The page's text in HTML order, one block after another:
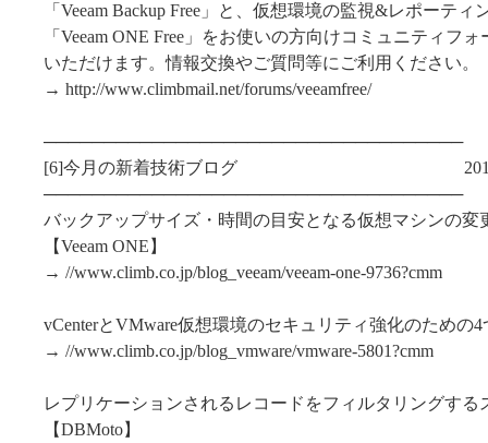
「Veeam Backup Free」と、仮想環境の監視&レポーテ
「Veeam ONE Free」をお使いの方向けコミュニティフ
いただけます。情報交換やご質問等にご利用ください。
→ http://www.climbmail.net/forums/veeamfree/
───────────────────────────────────
[6]今月の新着技術ブログ 2013/12/1
───────────────────────────────────
バックアップサイズ・時間の目安となる仮想マシンの変
【Veeam ONE】
→ //www.climb.co.jp/blog_veeam/veeam-one-9736?cmm
vCenterとVMware仮想環境のセキュリティ強化のための
→ //www.climb.co.jp/blog_vmware/vmware-5801?cmm
レプリケーションされるレコードをフィルタリングする
【DBMoto】